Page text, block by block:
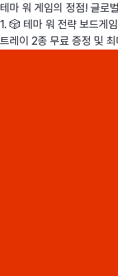
테마 워 게임의 정점! 글로
1. 🎲 테마 워 전략 보드게
트레이 2종 무료 증정 및